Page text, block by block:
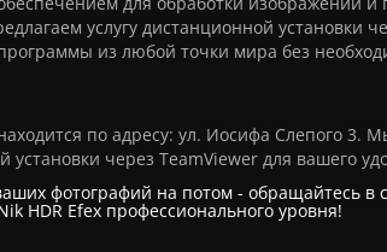
услугу дистанционной установки
из любой точки мира без
по адресу: ул. Иосифа Слепого 3.
установки через TeamViewer для вашего
фотографий на потом - обращайтесь
HDR Efex профессионального уровня!